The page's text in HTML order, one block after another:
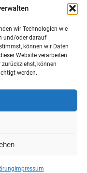
wir Technologien wie
und/oder darauf
können wir Daten
Website verarbeiten.
können
werden.
Impressum